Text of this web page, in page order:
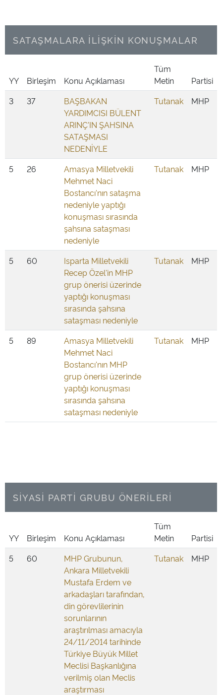
SATAŞMALARA İLİŞKİN KONUŞMALAR
YY Birleşim Konu Açıklaması
Tüm
Metin
Partisi
3
37
BAŞBAKAN
YARDIMCISI BÜLENT
ARINÇ'IN ŞAHSINA
SATAŞMASI
NEDENİYLE
Tutanak MHP
5 26
Amasya Milletvekili
Mehmet Naci
Bostancı'nın sataşma
nedeniyle yaptığı
konuşması sırasında
şahsına sataşması
nedeniyle
Tutanak MHP
5 60
Isparta Milletvekili
Recep Özel'in MHP
grup önerisi üzerinde
yaptığı konuşması
sırasında şahsına
sataşması nedeniyle
Tutanak MHP
5 89
Amasya Milletvekili
Mehmet Naci
Bostancı'nın MHP
grup önerisi üzerinde
yaptığı konuşması
sırasında şahsına
sataşması nedeniyle
Tutanak MHP
SİYASİ PARTİ GRUBU ÖNERİLERİ
YY Birleşim Konu Açıklaması
Tüm
Metin
Partisi
5
60
MHP Grubunun,
Ankara Milletvekili
Mustafa Erdem ve
arkadaşları tarafından,
din görevlilerinin
sorunlarının
araştırılması amacıyla
24/11/2014 tarihinde
Türkiye Büyük Millet
Meclisi Başkanlığına
verilmiş olan Meclis
araştırması
Tutanak MHP